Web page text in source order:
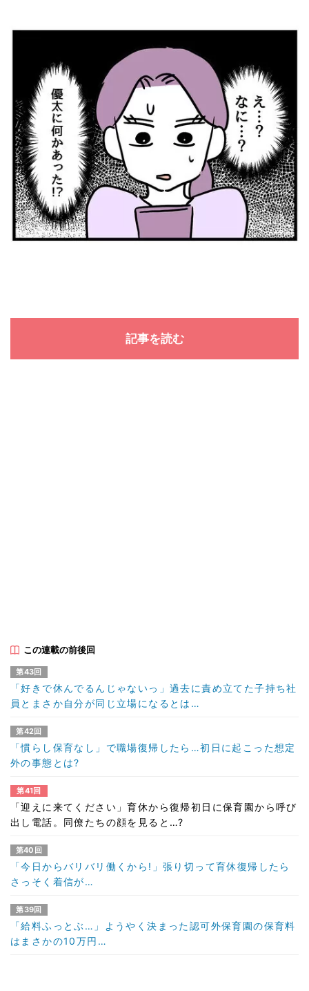
記事を読む
この連載の前後回
第43回
「好きで休んでるんじゃないっ」過去に責め立てた子持ち社
員とまさか自分が同じ立場になるとは…
第42回
「慣らし保育なし」で職場復帰したら…初日に起こった想定
外の事態とは?
第41回
「迎えに来てください」育休から復帰初日に保育園から呼び
出し電話。同僚たちの顔を見ると…?
第40回
「今日からバリバリ働くから!」張り切って育休復帰したら
さっそく着信が…
第39回
「給料ふっとぶ…」ようやく決まった認可外保育園の保育料
はまさかの10万円…